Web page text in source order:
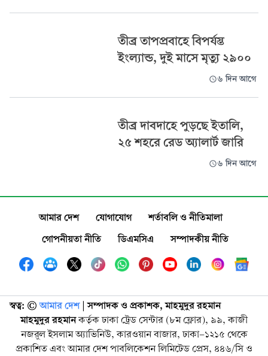
তীব্র তাপপ্রবাহে বিপর্যস্ত
ইংল্যান্ড, দুই মাসে মৃত্যু ২৯০০
৬ দিন আগে
তীব্র দাবদাহে পুড়ছে ইতালি,
২৫ শহরে রেড অ্যালার্ট জারি
৬ দিন আগে
আমার দেশ যোগাযোগ
শর্তাবলি ও নীতিমালা
গোপনীয়তা নীতি
ডিএমসিএ সম্পাদকীয় নীতি
স্বত্ব: ©️ আমার দেশ| সম্পাদক ও প্রকাশক, মাহমুদুর রহমান
মাহমুদুর রহমানকর্তৃক ঢাকা ট্রেড সেন্টার (৮ম ফ্লোর), ৯৯, কাজী
নজরুল ইসলাম অ্যাভিনিউ, কারওয়ান বাজার, ঢাকা-১২১৫ থেকে
প্রকাশিত এবং আমার দেশ পাবলিকেশন লিমিটেড প্রেস, ৪৪৬/সি ও